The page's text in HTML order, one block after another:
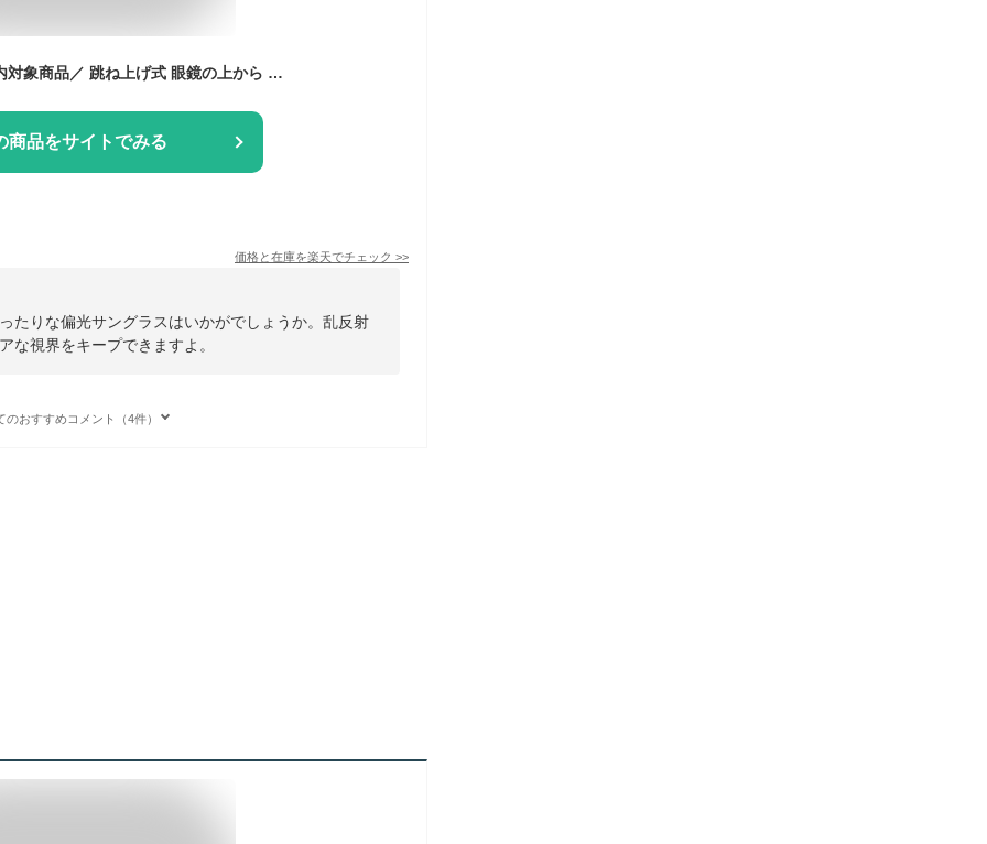
＼最大50％OFF！店内対象商品／ 跳ね上げ式 眼鏡の上から 偏光サングラス UV400 メガネ 運転 釣り キャンプ メンズ レディース 偏光 昼 夜 UVカット ユニセックス 紫外線対策 軽量 オーバーサングラス サングラス クリップオン 全9カラー ケース メガネ拭き付き UV 夜間
商品をサイトでみる
価格と在庫を楽天でチェック >>
たりな偏光サングラスはいかがでしょうか。乱反射
な視界をキープできますよ。
のおすすめコメント（4件）